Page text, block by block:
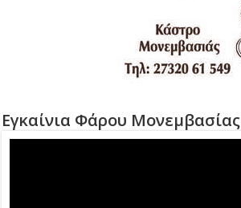
Εγκαίνια Φάρου Μονεμβασίας